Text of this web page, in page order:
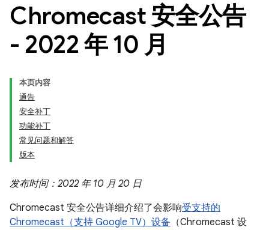
Chromecast 安全公告
- 2022 年 10 月
本页内容
通告
安全补丁
功能补丁
常见问题和解答
版本
发布时间：2022 年 10 月 20 日
Chromecast 安全公告详细介绍了会影响受支持的
Chromecast（支持 Google TV）设备 （Chromecast 设